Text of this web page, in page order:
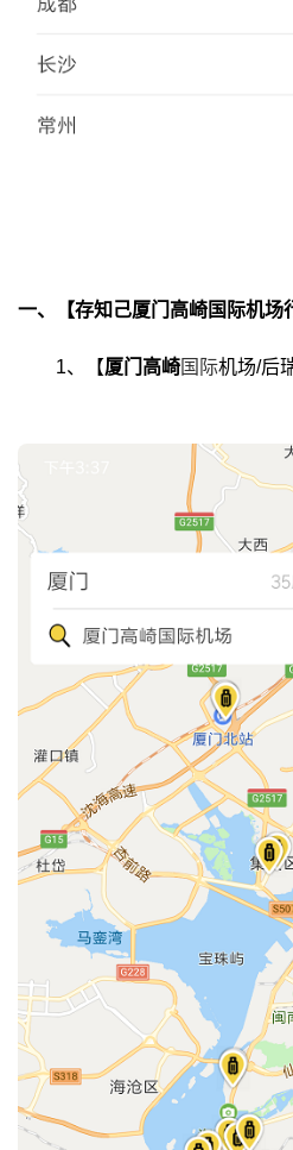
一、【存知己厦门高崎国际机场
1、【厦门高崎国际机场/后